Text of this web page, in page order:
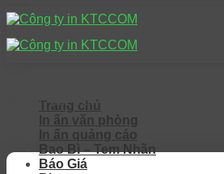
Skip
to
content
Trang chủ
In ấn văn phòng
In ấn quảng cáo
Bao Bì – Tem Nhãn
Báo Giá
Khuyến mãi Hôm nay